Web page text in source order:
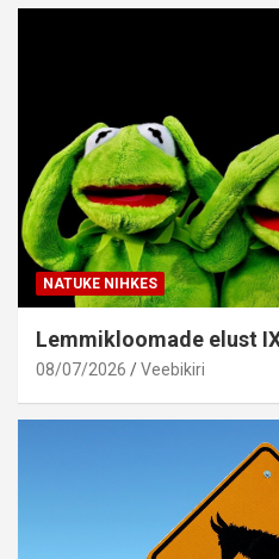
NATUKE NIHKES
Lemmikloomade elust
08/07/2026 Veebikiri